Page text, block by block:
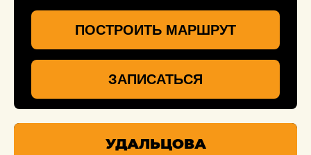
ПОСТРОИТЬ МАРШРУТ
ЗАПИСАТЬСЯ
УДАЛЬЦОВА